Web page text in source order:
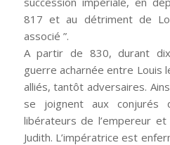
817 et au détriment de
associé ”.
A partir de 830, durant dix
guerre acharnée entre Louis
alliés, tantôt adversaires.
se joignent aux
libérateurs de l’empereur
Judith. L’impératrice est